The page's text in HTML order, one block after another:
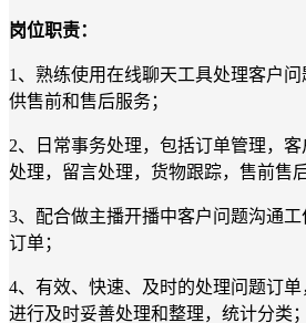
岗位职责：
1 、 熟练使用在线聊天工具处理客户
供售前和售后服务；
2、
日常事务处理，包括订单管理，
处理，留言处理，货物跟踪，售前售
3、 配合做主播开播中客户问题沟通
订单；
4、 有效、快速、及时的处理问题订
进行及时妥善处理和整理，统计分类 ；